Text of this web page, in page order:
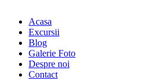
Acasa
Excursii
Blog
Galerie Foto
Despre noi
Contact